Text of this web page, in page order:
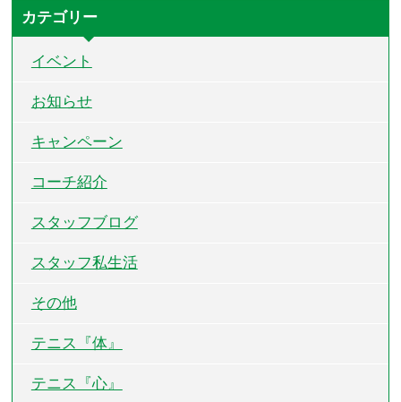
カテゴリー
イベント
お知らせ
キャンペーン
コーチ紹介
スタッフブログ
スタッフ私生活
その他
テニス『体』
テニス『心』